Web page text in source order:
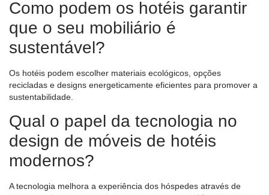
Como podem os hotéis garantir
que o seu mobiliário é
sustentável?
Os hotéis podem escolher materiais ecológicos, opções
recicladas e designs energeticamente eficientes para promover a
sustentabilidade.
Qual o papel da tecnologia no
design de móveis de hotéis
modernos?
A tecnologia melhora a experiência dos hóspedes através de